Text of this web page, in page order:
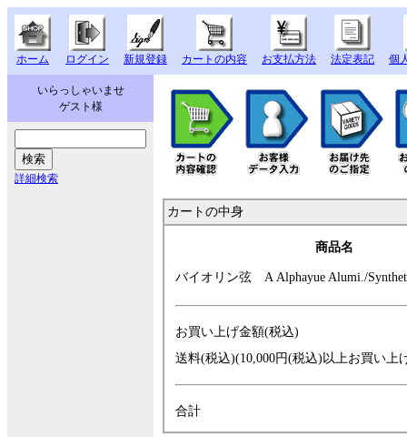
ホーム ログイン 新規登録 カートの内容 お支払方法 法定表記 個
いらっしゃいませ
ゲスト様
詳細検索
カートの中身
商品名
バイオリン弦 A Alphayue Alumi./
お買い上げ金額(税込)
送料(税込)(10,000円(税込)以上お買い上
合計